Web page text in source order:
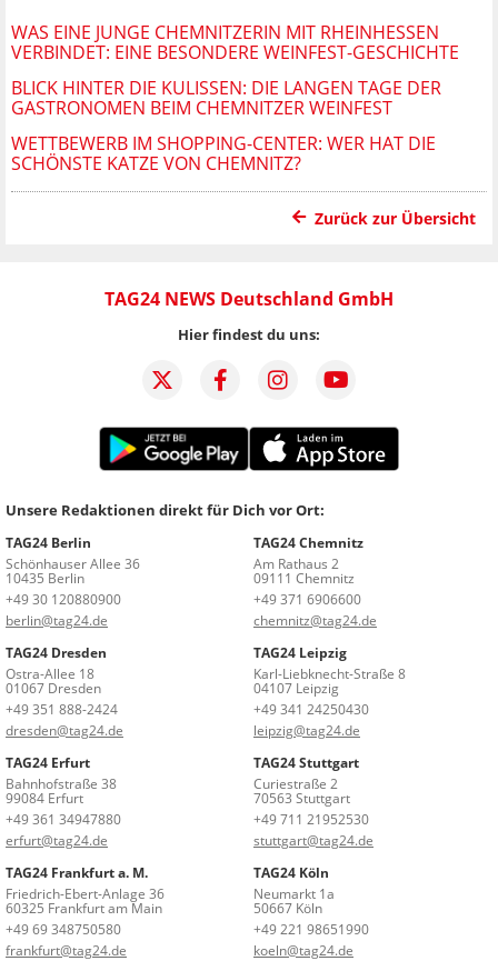
WAS EINE JUNGE CHEMNITZERIN MIT RHEINHESSEN
VERBINDET: EINE BESONDERE WEINFEST-GESCHICHTE
BLICK HINTER DIE KULISSEN: DIE LANGEN TAGE DER
GASTRONOMEN BEIM CHEMNITZER WEINFEST
WETTBEWERB IM SHOPPING-CENTER: WER HAT DIE
SCHÖNSTE KATZE VON CHEMNITZ?
Zurück zur Übersicht
TAG24 NEWS Deutschland GmbH
Hier findest du uns:
Unsere Redaktionen direkt für Dich vor Ort:
TAG24 Berlin
Schönhauser Allee 36
10435 Berlin
+49 30 120880900
berlin@tag24.de
TAG24 Chemnitz
Am Rathaus 2
09111 Chemnitz
+49 371 6906600
chemnitz@tag24.de
TAG24 Dresden
Ostra-Allee 18
01067 Dresden
+49 351 888-2424
dresden@tag24.de
TAG24 Leipzig
Karl-Liebknecht-Straße 8
04107 Leipzig
+49 341 24250430
leipzig@tag24.de
TAG24 Erfurt
Bahnhofstraße 38
99084 Erfurt
+49 361 34947880
erfurt@tag24.de
TAG24 Stuttgart
Curiestraße 2
70563 Stuttgart
+49 711 21952530
stuttgart@tag24.de
TAG24 Frankfurt a. M.
Friedrich-Ebert-Anlage 36
60325 Frankfurt am Main
+49 69 348750580
frankfurt@tag24.de
TAG24 Köln
Neumarkt 1a
50667 Köln
+49 221 98651990
koeln@tag24.de